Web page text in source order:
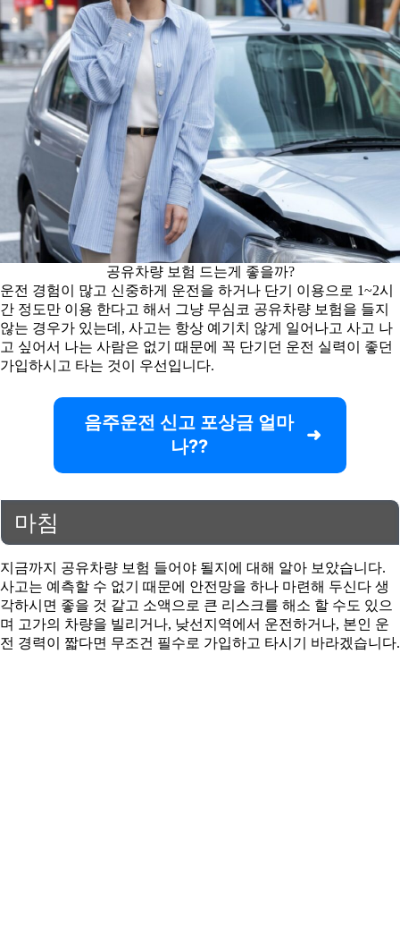
공유차량 보험 드는게 좋을까?
운전 경험이 많고 신중하게 운전을 하거나 단기 이용으로 1~2시
간 정도만 이용 한다고 해서 그냥 무심코 공유차량 보험을 들지
않는 경우가 있는데, 사고는 항상 예기치 않게 일어나고 사고 나
고 싶어서 나는 사람은 없기 때문에 꼭 단기던 운전 실력이 좋던
가입하시고 타는 것이 우선입니다.
음주운전 신고 포상금 얼마
나??
마침
지금까지 공유차량 보험 들어야 될지에 대해 알아 보았습니다.
사고는 예측할 수 없기 때문에 안전망을 하나 마련해 두신다 생
각하시면 좋을 것 같고 소액으로 큰 리스크를 해소 할 수도 있으
며 고가의 차량을 빌리거나, 낮선지역에서 운전하거나, 본인 운
전 경력이 짧다면 무조건 필수로 가입하고 타시기 바라겠습니다.